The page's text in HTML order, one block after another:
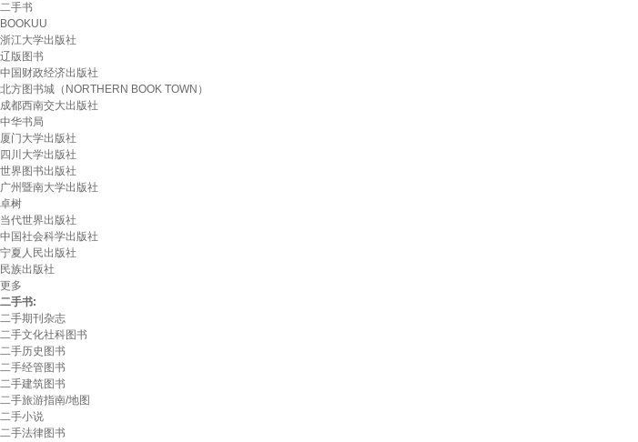
二手书
BOOKUU
浙江大学出版社
辽版图书
中国财政经济出版社
北方图书城（NORTHERN BOOK TOWN）
成都西南交大出版社
中华书局
厦门大学出版社
四川大学出版社
世界图书出版社
广州暨南大学出版社
卓树
当代世界出版社
中国社会科学出版社
宁夏人民出版社
民族出版社
更多
二手书:
二手期刊杂志
二手文化社科图书
二手历史图书
二手经管图书
二手建筑图书
二手旅游指南/地图
二手小说
二手法律图书